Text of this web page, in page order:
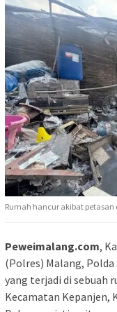
Rumah hancur akibat
Peweimalang.com,
(Polres) Malang,
yang terjadi di sebuah
Kecamatan Kepanjen,